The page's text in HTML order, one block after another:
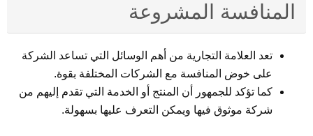
المنافسة المشروعة
تعد العلامة التجارية من أهم الوسائل التي تساعد الشركة
على خوض المنافسة مع الشركات المختلفة بقوة.
كما تؤكد للجمهور أن المنتج أو الخدمة التي تقدم إليهم من
شركة موثوق فيها ويمكن التعرف عليها بسهولة.